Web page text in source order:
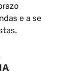
e a se